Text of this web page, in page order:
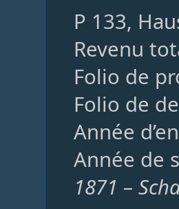
P 133,
Revenu
Folio de
Folio de
Année
Année de
1871 –